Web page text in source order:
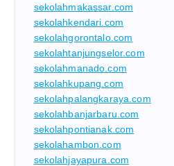
sekolahmakassar.com
sekolahkendari.com
sekolahgorontalo.com
sekolahtanjungselor.com
sekolahmanado.com
sekolahkupang.com
sekolahpalangkaraya.com
sekolahbanjarbaru.com
sekolahpontianak.com
sekolahambon.com
sekolahjayapura.com